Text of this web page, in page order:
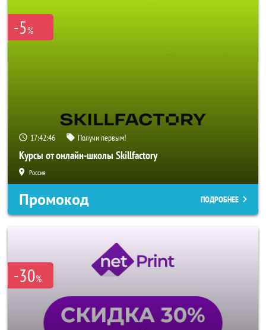
-5%
17:42:44 Получи первым!
Курсы от онлайн-школы Skillfactory
Россия
Промокод ПОДРОБНЕЕ
-30%